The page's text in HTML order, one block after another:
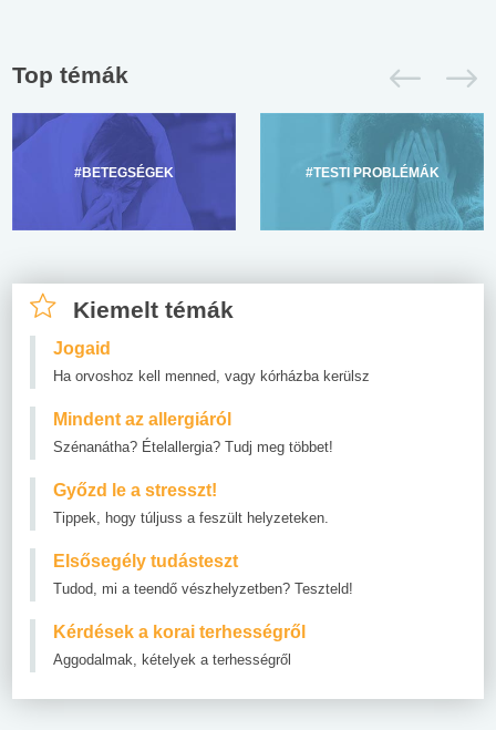
Top témák
#BETEGSÉGEK #TESTI PROBLÉMÁK
Kiemelt témák
Jogaid
Ha orvoshoz kell menned, vagy kórházba kerülsz
Mindent az allergiáról
Szénanátha? Ételallergia? Tudj meg többet!
Győzd le a stresszt!
Tippek, hogy túljuss a feszült helyzeteken.
Elsősegély tudásteszt
Tudod, mi a teendő vészhelyzetben? Teszteld!
Kérdések a korai terhességről
Aggodalmak, kételyek a terhességről